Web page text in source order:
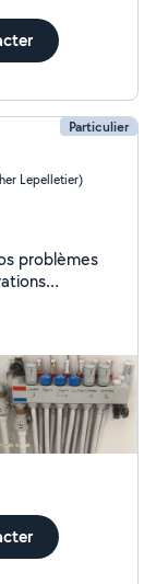
Particulier
Lepelletier)
problèmes